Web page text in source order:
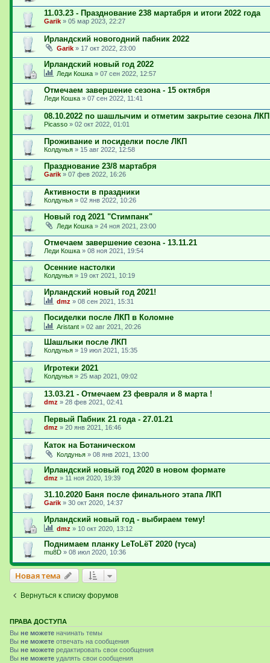
11.03.23 - Празднование 238 мартабря и итоги 2022 года
Garik » 05 мар 2023, 22:27
Ирландский новогодний пабник 2022
Garik » 17 окт 2022, 23:00
Ирландский новый год 2022
Леди Кошка » 07 сен 2022, 12:57
Отмечаем завершение сезона - 15 октября
Леди Кошка » 07 сен 2022, 11:41
08.10.2022 по шашлычим и отметим закрытие сезона ЛКП
Picasso » 02 окт 2022, 01:01
Проживание и посиделки после ЛКП
Колдунья » 15 авг 2022, 12:58
Празднование 23/8 мартабря
Garik » 07 фев 2022, 16:26
Активности в праздники
Колдунья » 02 янв 2022, 10:26
Новый год 2021 "Стимпанк"
Леди Кошка » 24 ноя 2021, 23:00
Отмечаем завершение сезона - 13.11.21
Леди Кошка » 08 ноя 2021, 19:54
Осенние настолки
Колдунья » 19 окт 2021, 10:19
Ирландский новый год 2021!
dmz » 08 сен 2021, 15:31
Посиделки после ЛКП в Коломне
Aristant » 02 авг 2021, 20:26
Шашлыки после ЛКП
Колдунья » 19 июл 2021, 15:35
Игротеки 2021
Колдунья » 25 мар 2021, 09:02
13.03.21 - Отмечаем 23 февраля и 8 марта !
dmz » 28 фев 2021, 02:41
Первый Пабник 21 года - 27.01.21
dmz » 20 янв 2021, 16:46
Каток на Ботаническом
Колдунья » 08 янв 2021, 13:00
Ирландский новый год 2020 в новом формате
dmz » 11 ноя 2020, 19:39
31.10.2020 Баня после финального этапа ЛКП
Garik » 30 окт 2020, 14:37
Ирландский новый год - выбираем тему!
dmz » 10 окт 2020, 13:12
Поднимаем планку LeToLёT 2020 (туса)
mu8D » 08 июл 2020, 10:36
Новая тема
Вернуться к списку форумов
ПРАВА ДОСТУПА
Вы не можете начинать темы
Вы не можете отвечать на сообщения
Вы не можете редактировать свои сообщения
Вы не можете удалять свои сообщения